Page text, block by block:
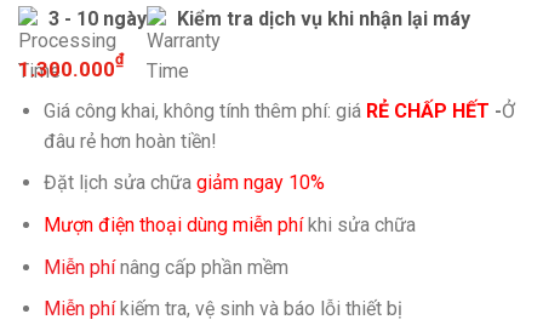
3 - 10 ngày Kiểm tra dịch vụ khi nhận lại máy
1.300.000₫
Giá công khai, không tính thêm phí: giá RẺ CHẤP HẾT -Ở
đâu rẻ hơn hoàn tiền!
Đặt lịch sửa chữa giảm ngay 10%
Mượn điện thoại dùng miễn phíkhi sửa chữa
Miễn phínâng cấp phần mềm
Miễn phíkiếm tra, vệ sinh và báo lỗi thiết bị